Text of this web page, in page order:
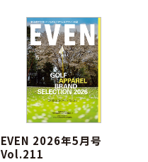
EVEN 2026年5月号
Vol.211